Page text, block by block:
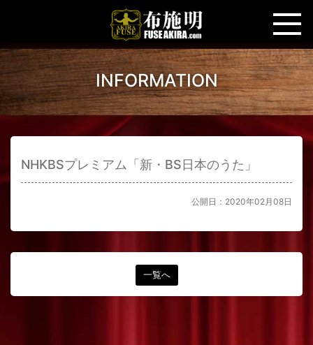
INFORMATION
NHKBSプレミアム「新・BS日本のうた」
公開日：2020年02月08日
一覧へ